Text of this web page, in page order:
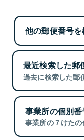
他の郵便番号
最近検索した郵
過去に検索した郵
事業所の個別
事業所の７けたの